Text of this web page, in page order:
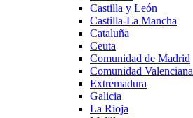
Castilla y León
Castilla-La Mancha
Cataluña
Ceuta
Comunidad de Madrid
Comunidad Valenciana
Extremadura
Galicia
La Rioja